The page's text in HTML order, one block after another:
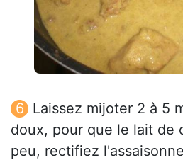
Laissez mijoter 2 à 5
doux, pour que le lait de
peu, rectifiez